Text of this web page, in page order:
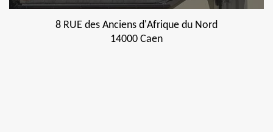
8 RUE des Anciens d'Afrique du Nord
14000 Caen